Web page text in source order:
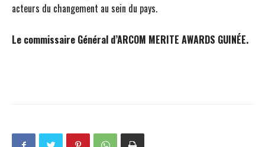
acteurs du changement au sein du pays.
Le commissaire Général d’ARCOM MERITE AWARDS GUINÉE.